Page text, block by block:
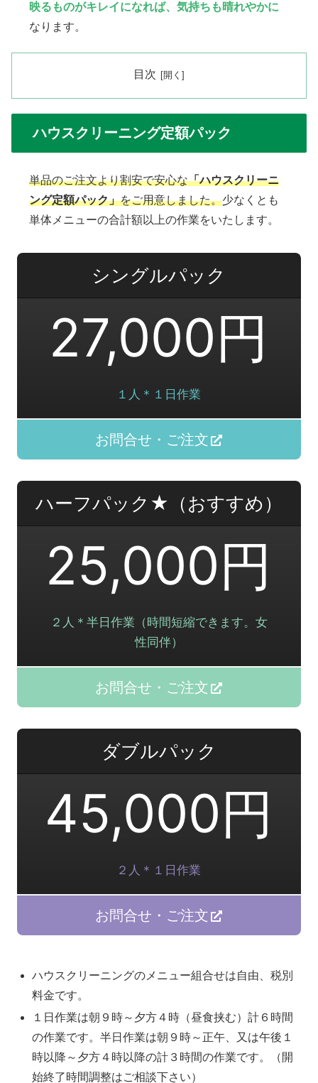
映るものがキレイになれば、気持ちも晴れやかに
なります。
目次
ハウスクリーニング定額パック
単品のご注文より割安で安心な「ハウスクリーニ
ング定額パック」をご用意しました。少なくとも
単体メニューの合計額以上の作業をいたします。
シングルパック
27,000円
１人＊１日作業
お問合せ・ご注文
ハーフパック★（おすすめ）
25,000円
２人＊半日作業（時間短縮できます。女
性同伴）
お問合せ・ご注文
ダブルパック
45,000円
２人＊１日作業
お問合せ・ご注文
ハウスクリーニングのメニュー組合せは自由、税別
料金です。
１日作業は朝９時～夕方４時（昼食挟む）計６時間
の作業です。半日作業は朝９時～正午、又は午後１
時以降～夕方４時以降の計３時間の作業です。（開
始終了時間調整はご相談下さい）